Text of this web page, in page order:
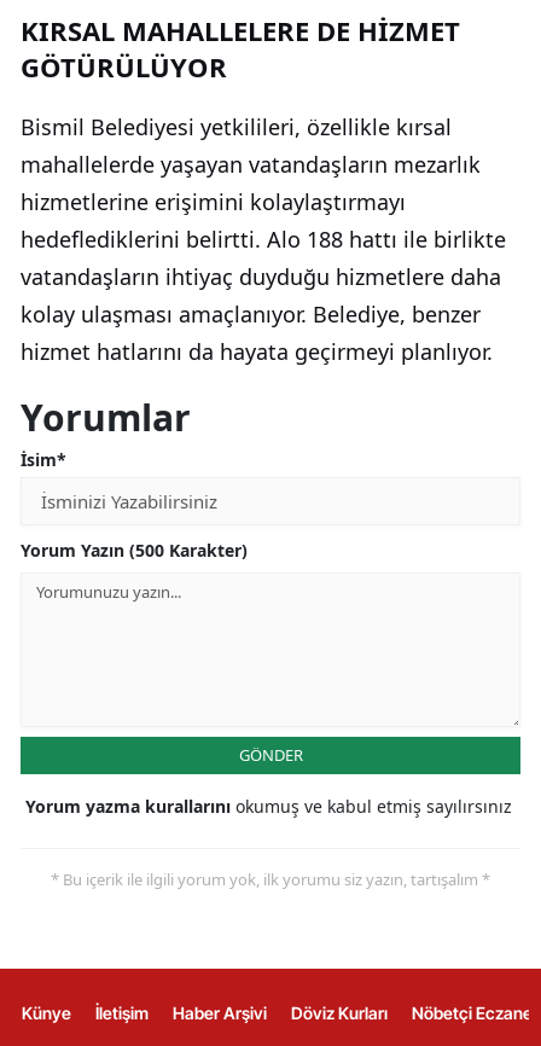
KIRSAL MAHALLELERE DE HİZMET
GÖTÜRÜLÜYOR
Bismil Belediyesi yetkilileri, özellikle kırsal
mahallelerde yaşayan vatandaşların mezarlık
hizmetlerine erişimini kolaylaştırmayı
hedeflediklerini belirtti. Alo 188 hattı ile birlikte
vatandaşların ihtiyaç duyduğu hizmetlere daha
kolay ulaşması amaçlanıyor. Belediye, benzer
hizmet hatlarını da hayata geçirmeyi planlıyor.
Yorumlar
İsim*
Yorum Yazın (500 Karakter)
GÖNDER
Yorum yazma kurallarını okumuş ve kabul etmiş sayılırsınız
* Bu içerik ile ilgili yorum yok, ilk yorumu siz yazın, tartışalım *
Künye İletişim Haber Arşivi Döviz Kurları Nöbetçi